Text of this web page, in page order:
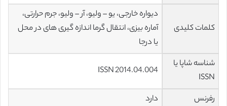
کلمات کلیدی
دیواره خارجی، یو – ولیو، آر – ولیو، جرم حرارتی،
آماره بیزی، انتقال گرما اندازه گیری های در محل
یا درجا
شناسه شاپا یا
ISSN
ISSN 2014.04.004
رفرنس
دارد